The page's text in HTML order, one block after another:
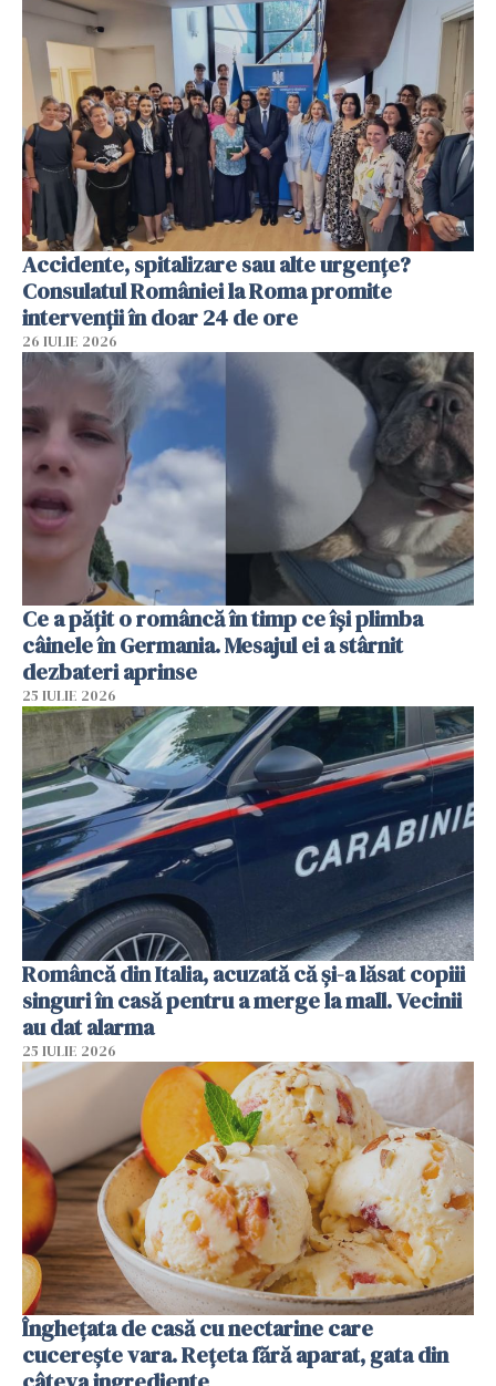
Accidente, spitalizare sau alte urgențe?
Consulatul României la Roma promite
intervenții în doar 24 de ore
26 IULIE 2026
Ce a pățit o româncă în timp ce își plimba
câinele în Germania. Mesajul ei a stârnit
dezbateri aprinse
25 IULIE 2026
Româncă din Italia, acuzată că și-a lăsat copiii
singuri în casă pentru a merge la mall. Vecinii
au dat alarma
25 IULIE 2026
Înghețata de casă cu nectarine care
cucerește vara. Rețeta fără aparat, gata din